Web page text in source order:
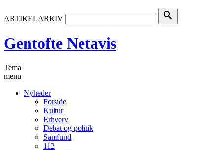
ARTIKELARKIV search
Gentofte Netavis
Tema
menu
Nyheder
Forside
Kultur
Erhverv
Debat og politik
Samfund
112